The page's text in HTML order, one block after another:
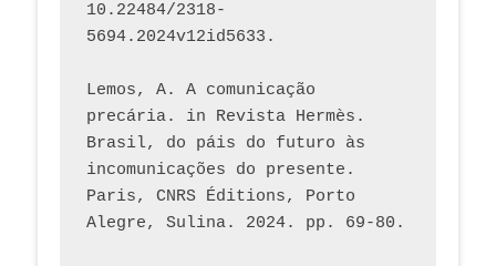
10.22484/2318-
5694.2024v12id5633.
Lemos, A. A comunicação
precária. in Revista Hermès.
Brasil, do páis do futuro às
incomunicações do presente.
Paris, CNRS Éditions, Porto